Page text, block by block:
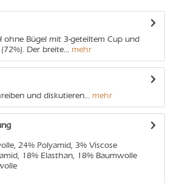
ohne Bügel mit 3-geteiltem Cup und
Der breite... mehr
und diskutieren... mehr
24% Polyamid, 3% Viscose
18% Elasthan, 18% Baumwolle